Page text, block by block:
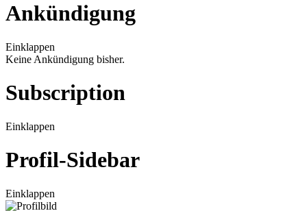
Ankündigung
Einklappen
Keine Ankündigung bisher.
Subscription
Einklappen
Profil-Sidebar
Einklappen